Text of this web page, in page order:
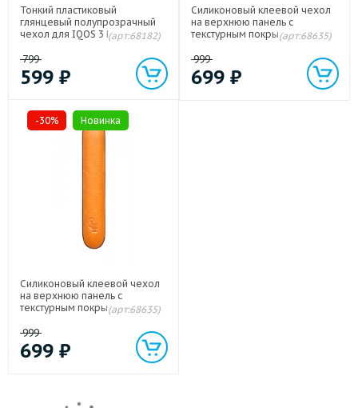
Тонкий пластиковый
глянцевый полупрозрачный
чехол для IQOS 3 Multi Белый
(арт:68182)
799
599 ₽
Силиконовый клеевой чехол
на верхнюю панель с
текстурным покрытием Кожа
(арт:68635)
999
699 ₽
-30% Новинка
Силиконовый клеевой чехол
на верхнюю панель с
текстурным покрытием Кожа
(арт:68635)
999
699 ₽